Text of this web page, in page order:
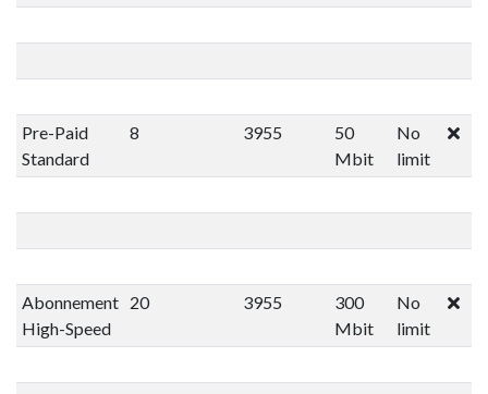
Pre-Paid
Standard
8 3955
50
Mbit
No
limit
Abonnement
High-Speed
20 3955
300
Mbit
No
limit